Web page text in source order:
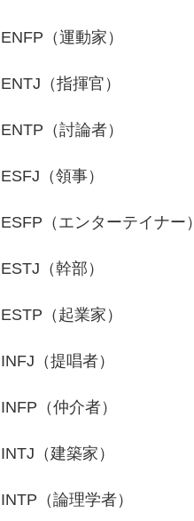
ENFP（運動家）
ENTJ（指揮官）
ENTP（討論者）
ESFJ（領事）
ESFP（エンターテイナー）
ESTJ（幹部）
ESTP（起業家）
INFJ（提唱者）
INFP（仲介者）
INTJ（建築家）
INTP（論理学者）